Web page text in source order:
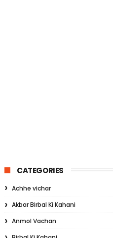
CATEGORIES
Achhe vichar
Akbar Birbal Ki Kahani
Anmol Vachan